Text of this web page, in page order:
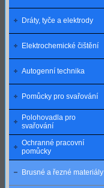
Dráty, tyče a elektrody
Elektrochemické čištění
Autogenní technika
Pomůcky pro svařování
Polohovadla pro
svařování
Ochranné pracovní
pomůcky
Brusné a řezné materiály